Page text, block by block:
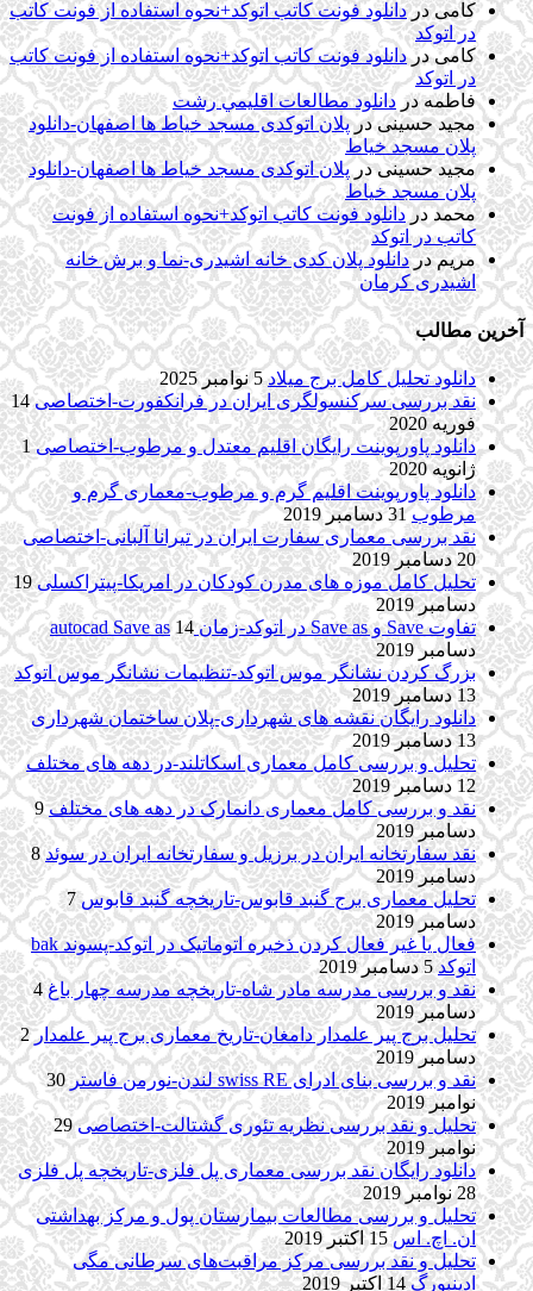
کامیدردانلود فونت کاتب اتوکد+نحوه استفاده از فونت کاتب
در اتوکد
کامیدردانلود فونت کاتب اتوکد+نحوه استفاده از فونت کاتب
در اتوکد
فاطمهدر دانلود مطالعات اقليمي رشت
مجید حسینیدرپلان اتوکدی مسجد خیاط ها اصفهان-دانلود
پلان مسجد خیاط
مجید حسینیدرپلان اتوکدی مسجد خیاط ها اصفهان-دانلود
پلان مسجد خیاط
محمددردانلود فونت کاتب اتوکد+نحوه استفاده از فونت
کاتب در اتوکد
مریمدردانلود پلان کدی خانه اشیدری-نما و برش خانه
اشیدری کرمان
آخرین مطالب
دانلود تحلیل کامل برج میلاد 5 نوامبر 2025
نقد بررسی سرکنسولگری ایران در فرانکفورت-اختصاصی 14
فوریه 2020
دانلود پاورپوینت رایگان اقلیم معتدل و مرطوب-اختصاصی 1
ژانویه 2020
دانلود پاورپوینت اقلیم گرم و مرطوب-معماری گرم و
مرطوب 31 دسامبر 2019
نقد بررسی معماری سفارت ایران در تیرانا آلبانی-اختصاصی
20 دسامبر 2019
تحلیل کامل موزه های مدرن کودکان در امریکا-پیتراکسلی 19
دسامبر 2019
تفاوت Save و Save as در اتوکد-زمان autocad Save as
14
دسامبر 2019
بزرگ کردن نشانگر موس اتوکد-تنظیمات نشانگر موس اتوکد
13 دسامبر 2019
دانلود رایگان نقشه های شهرداری-پلان ساختمان شهرداری
13 دسامبر 2019
تحلیل و بررسی کامل معماری اسکاتلند-در دهه های مختلف
12 دسامبر 2019
نقد و بررسی کامل معماری دانمارک در دهه های مختلف 9
دسامبر 2019
نقد سفارتخانه ایران در برزیل و سفارتخانه ایران در سوئد 8
دسامبر 2019
تحلیل معماری برج گنبد قابوس-تاریخچه گنبد قابوس 7
دسامبر 2019
فعال یا غیر فعال کردن ذخیره اتوماتیک در اتوکد-پسوند bak
اتوکد 5 دسامبر 2019
نقد و بررسی مدرسه مادر شاه-تاریخچه مدرسه چهار باغ 4
دسامبر 2019
تحلیل برج پیر علمدار دامغان-تاریخ معماری برج پیر علمدار 2
دسامبر 2019
نقد و بررسی بنای ادرای swiss RE لندن-نورمن فاستر
30
نوامبر 2019
تحلیل و نقد بررسی نظریه تئوری گشتالت-اختصاصی 29
نوامبر 2019
دانلود رایگان نقد بررسی معماری پل فلزی-تاریخچه پل فلزی
28 نوامبر 2019
تحلیل و بررسی مطالعات بیمارستان پول و مرکز بهداشتی
ان. اچ. اس 15 اکتبر 2019
تحلیل و نقد بررسی مرکز مراقبت‌های سرطانی مگی
ادینبورگ 14 اکتبر 2019